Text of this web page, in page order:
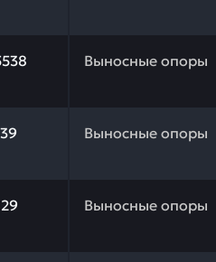
Выносные опоры
Trigger JOHN
Выносные опоры
Trigger JOHN
Выносные опоры
Trigger JOHN